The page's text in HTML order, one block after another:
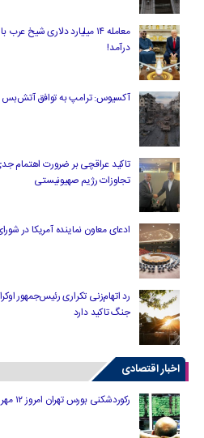
معامله ۱۴ میلیارد دلاری
درآمد!
آکسیوس: ترامپ به توافق آتش‌بس در غزه ظرف ۲ روز
تاکید عراقچی بر ضرورت اهتمام
تجاوزات رژیم صهیونیستی
ادعای معاون نماینده آمریکا در
رد اتهام‌زنی تکراری رئیس‌جمهور
جنگ تاکید دارد
اخبار اقتصادی
رکوردشکنی بورس تهران امروز ۱۲ مهر ۱۴۰۴| بازار سهام رونق گرفت